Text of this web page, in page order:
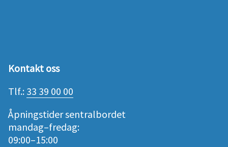
Kontakt oss
Tlf.: 33 39 00 00
Åpningstider sentralbordet
mandag–fredag:
09:00–15:00